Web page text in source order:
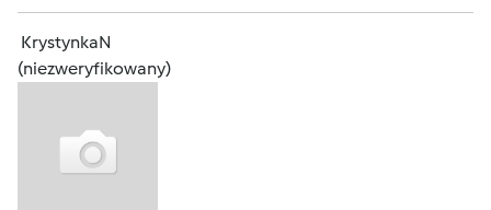
KrystynkaN
(niezweryfikowany)